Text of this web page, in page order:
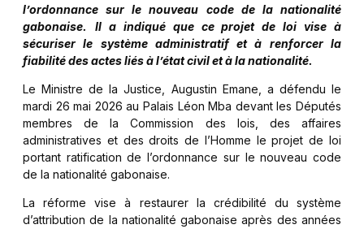
l’ordonnance sur le nouveau code de la nationalité
gabonaise.
Il a indiqué que ce projet de loi vise à
sécuriser le système administratif et à renforcer la
fiabilité des actes liés à l’état civil et à la nationalité.
Le Ministre de la Justice, Augustin Emane, a défendu le
mardi 26 mai 2026 au Palais Léon Mba devant les Députés
membres de la Commission des lois, des affaires
administratives et des droits de l’Homme le projet de loi
portant ratification de l’ordonnance sur le nouveau code
de la nationalité gabonaise.
La réforme vise à restaurer la crédibilité du système
d’attribution de la nationalité gabonaise après des années